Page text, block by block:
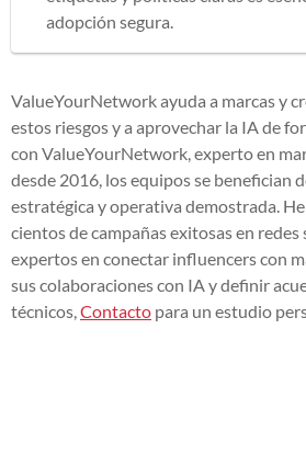
adopción segura.
ValueYourNetwork ayuda a marcas y
estos riesgos y a aprovechar la IA de
con ValueYourNetwork, experto en
desde 2016, los equipos se benefician
estratégica y operativa demostrada.
cientos de campañas exitosas en redes
expertos en conectar influencers con
sus colaboraciones con IA y definir
técnicos, Contacto para un estudio